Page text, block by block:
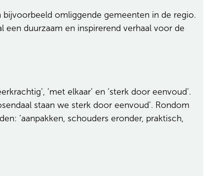
omliggende gemeenten in de regio.
een duurzaam en inspirerend verhaal voor de
‘met elkaar’ en ‘sterk door eenvoud’.
staan we sterk door eenvoud’. Rondom
‘aanpakken, schouders eronder, praktisch,